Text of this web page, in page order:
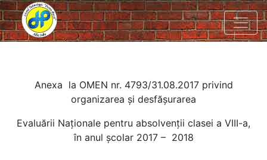
Anexa la OMEN nr. 4793/31.08.2017 privind
organizarea şi desfăşurarea
Evaluării Naționale pentru absolvenții clasei a VIII-a,
în anul școlar 2017 – 2018